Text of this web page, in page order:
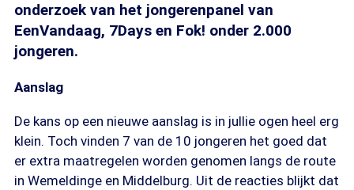
onderzoek van het jongerenpanel van
EenVandaag, 7Days en Fok! onder 2.000
jongeren.
Aanslag
De kans op een nieuwe aanslag is in jullie ogen heel erg
klein. Toch vinden 7 van de 10 jongeren het goed dat
er extra maatregelen worden genomen langs de route
in Wemeldinge en Middelburg. Uit de reacties blijkt dat